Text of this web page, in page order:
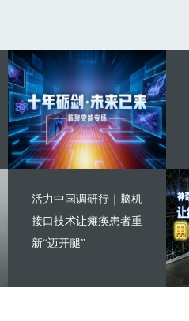
活力中国调研行｜脑机
接口技术让瘫痪患者重
新“迈开腿”